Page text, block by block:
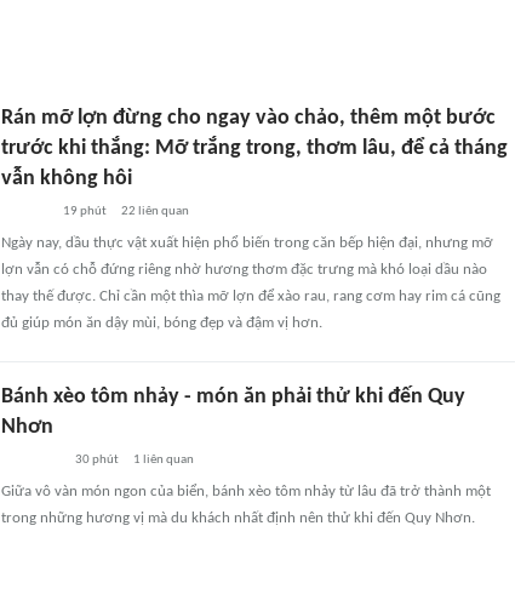
Rán mỡ lợn đừng cho ngay vào chảo, thêm một bước
trước khi thắng: Mỡ trắng trong, thơm lâu, để cả tháng
vẫn không hôi
19 phút 22 liên quan
Ngày nay, dầu thực vật xuất hiện phổ biến trong căn bếp hiện đại, nhưng mỡ
lợn vẫn có chỗ đứng riêng nhờ hương thơm đặc trưng mà khó loại dầu nào
thay thế được. Chỉ cần một thìa mỡ lợn để xào rau, rang cơm hay rim cá cũng
đủ giúp món ăn dậy mùi, bóng đẹp và đậm vị hơn.
Bánh xèo tôm nhảy - món ăn phải thử khi đến Quy
Nhơn
30 phút 1 liên quan
Giữa vô vàn món ngon của biển, bánh xèo tôm nhảy từ lâu đã trở thành một
trong những hương vị mà du khách nhất định nên thử khi đến Quy Nhơn.